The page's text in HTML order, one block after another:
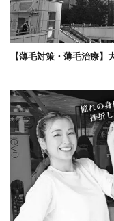
【薄毛対策・薄毛治療